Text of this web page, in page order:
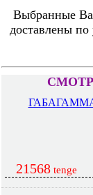
Выбранные
доставлены по
ГАБАГАММА
21568 tenge